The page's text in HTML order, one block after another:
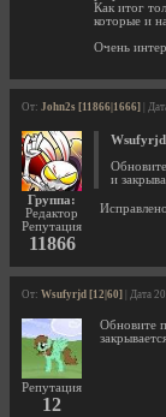
Как итог
которые и
Очень
От: John2s [11866|1666] |
Группа:
Редактор
Репутация
11866
Wsufyrjd
и
Исправлено
От: Wsufyrjd [12|60] | Дата
Репутация
12
Обновите